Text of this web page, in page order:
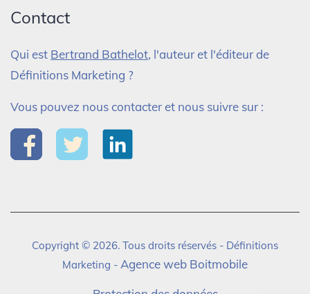
Contact
Qui est Bertrand Bathelot, l'auteur et l'éditeur de
Définitions Marketing ?
Vous pouvez nous contacter et nous suivre sur :
Copyright © 2026. Tous droits réservés - Définitions
Marketing - Agence web Boitmobile